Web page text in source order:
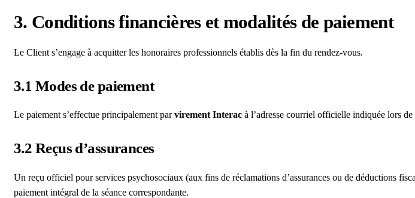
3. Conditions financières et modalités de paiement
Le Client s’engage à acquitter les honoraires professionnels établis dès la fin du rendez-vous.
3.1 Modes de paiement
Le paiement s’effectue principalement parvirement Interac à l’adresse courriel officielle indiquée lors
3.2 Reçus d’assurances
Un reçu officiel pour services psychosociaux (aux fins de réclamations d’assurances ou de déductions
paiement intégral de la séance correspondante.